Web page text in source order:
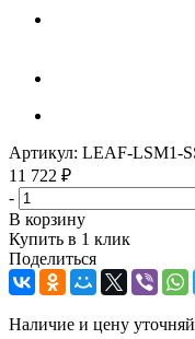
Артикул: LEAF-LSM1-
11 722 ₽
-
В корзину
Купить в 1 клик
Поделиться
Наличие и цену